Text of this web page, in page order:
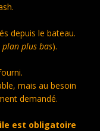
depuis le bateau.
plus bas).
mais au besoin
demandé.
est obligatoire